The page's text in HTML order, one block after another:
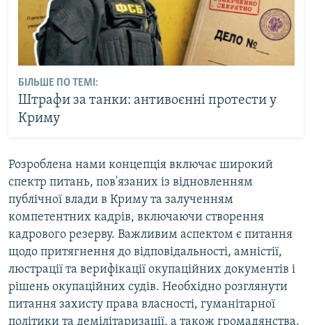
БІЛЬШЕ ПО ТЕМІ:
Штрафи за танки: антивоєнні протести у
Криму
Розроблена нами концепція включає широкий
спектр питань, пов'язаних із відновленням
публічної влади в Криму та залученням
компетентних кадрів, включаючи створення
кадрового резерву. Важливим аспектом є питання
щодо притягнення до відповідальності, амністії,
люстрації та верифікації окупаційних документів і
рішень окупаційних судів. Необхідно розглянути
питання захисту права власності, гуманітарної
політики та демілітаризації, а також громадянства,